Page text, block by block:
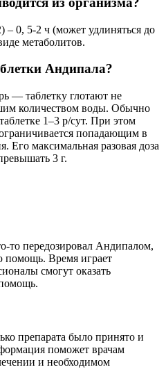
0, 5-2 ч (может удлиняться до
метаболитов.
Андипала?
— таблетку глотают не
количеством воды. Обычно
1–3 р/сут. При этом
попадающим в
Его максимальная разовая доза
3 г.
то передозировал Андипалом,
помощь. Время играет
смогут оказать
препарата было принято и
поможет врачам
и необходимом